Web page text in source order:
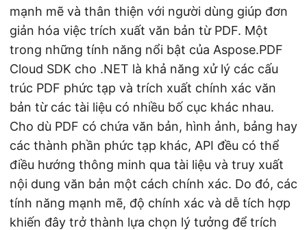
mạnh mẽ và thân thiện với người dùng giúp đơn
giản hóa việc trích xuất văn bản từ PDF. Một
trong những tính năng nổi bật của Aspose.PDF
Cloud SDK cho .NET là khả năng xử lý các cấu
trúc PDF phức tạp và trích xuất chính xác văn
bản từ các tài liệu có nhiều bố cục khác nhau.
Cho dù PDF có chứa văn bản, hình ảnh, bảng hay
các thành phần phức tạp khác, API đều có thể
điều hướng thông minh qua tài liệu và truy xuất
nội dung văn bản một cách chính xác. Do đó, các
tính năng mạnh mẽ, độ chính xác và dễ tích hợp
khiến đây trở thành lựa chọn lý tưởng để trích